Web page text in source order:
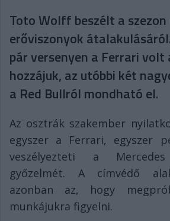
Toto Wolff beszélt a
erőviszonyok
pár versenyen a Ferrari volt
hozzájuk, az utóbbi két
a Red Bullról mondható el.
Az osztrák szakember
egyszer a Ferrari, egyszer
veszélyezteti a Mercedes
győzelmét. A címvédő
azonban az, hogy
munkájukra figyelni.